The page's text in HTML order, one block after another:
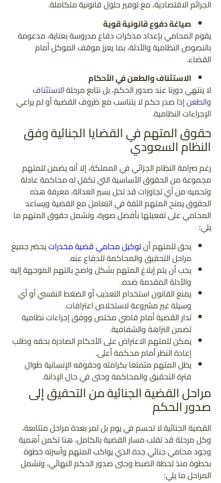
الجرائم الاقتصادية، مع توفير حلول قانونية متكاملة.
صياغة دفوع قانونية قوية
يقوم المحامي بإعداد مذكرات دفاع مدروسة بعناية، مدعومة
بالنصوص النظامية والأدلة، بما يعزز موقف الموكل أمام
القضاء.
الاستئناف والطعن في الأحكام
لا ينتهي دورنا عند صدور الحكم، بل نتابع مرحلةالاستئناف
والطعنإذا صدر حكم لا يتناسب مع ظروف القضية أو لم يراعي
الإجراءات النظامية.
حقوق المتهم في القضايا الجنائية وفق
النظام السعودي
رغم صرامة النظام الجزائي في المملكة، إلا أنه يضمن للمتهم
مجموعة من الحقوق الأساسية التي تكفل له محاكمة عادلة
وتحميه من أي تجاوزات قد تخل بسير العدالة، معرفة هذه
الحقوق يمنح المتهم الثقة في التعامل مع القضية ويساعد
المحامي على تفعيلها بأفضل صورة، وتشمل حقوق المتهم ما
يلي:
يحق للمتهم أنتوكيل محامي قضية مخدراتيحضر جميع
مراحل التحقيق والمحاكمة للدفاع عنه.
يجب أن يتم إبلاغ المتهم بشكل واضح بالتهم الموجهة إليه
والأدلة المقدمة ضده.
يمنع القانون استخدام التعذيب أو الضغط النفسي أو أي
وسيلة غير مشروعة لاستخلاص اعترافات.
تدار القضية أمام قاضي مختص ووفق إجراءات نظامية
تضمن النزاهة والشفافية.
يمكن للمتهم الاعتراض على الأحكام الصادرة بحقه وطلب
إعادة النظر أمام محكمة أعلى.
يظل المتهم متمتعا بكرامته وحقوقه الإنسانية طوال
فترة التحقيق والمحاكمة وحتى في حال الإدانة.
مراحل القضية الجنائية من التحقيق إلى
صدور الحكم
القضية الجنائية لا تحسم في يوم بل تمر بعدة مراحل متتابعة،
وكل مرحلة قد تقلب مسار القضية بالكامل، هنا تكمن أهمية
وجود محامي جنائي جدة الذي يواكب المتهم وأسرته خطوة
بخطوة منذ لحظة الضبط وحتى صدور الحكم النهائي، وتشمل
المراحل ما يلي: